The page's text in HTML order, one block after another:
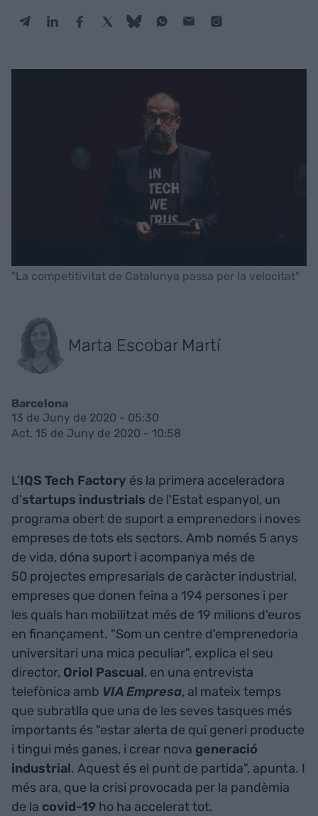
"La competitivitat de Catalunya passa per la velocitat"
Marta Escobar Martí
Barcelona
13 de Juny de 2020 - 05:30
Act. 15 de Juny de 2020 - 10:58
L'IQS Tech Factory és la primera acceleradora
d'startups industrials de l'Estat espanyol, un
programa obert de suport a emprenedors i noves
empreses de tots els sectors. Amb només 5 anys
de vida, dóna suport i acompanya més de
50 projectes empresarials de caràcter industrial,
empreses que donen feina a 194 persones i per
les quals han mobilitzat més de 19 milions d'euros
en finançament. "Som un centre d'emprenedoria
universitari una mica peculiar", explica el seu
director, Oriol Pascual, en una entrevista
telefònica amb VIA Empresa, al mateix temps
que subratlla que una de les seves tasques més
importants és "estar alerta de qui generi producte
i tingui més ganes, i crear nova generació
industrial. Aquest és el punt de partida", apunta. I
més ara, que la crisi provocada per la pandèmia
de la covid-19 ho ha accelerat tot.